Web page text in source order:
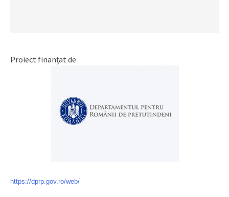
Proiect finanțat de
https://dprp.gov.ro/web/